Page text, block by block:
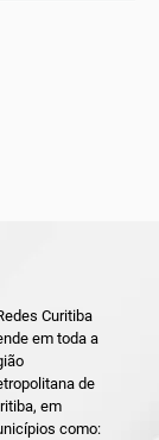
Curitiba
em toda a
de
em
como: